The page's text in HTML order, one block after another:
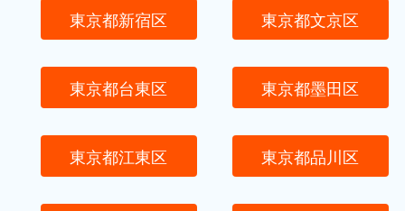
東京都新宿区 東京都文京区
東京都台東区 東京都墨田区
東京都江東区 東京都品川区